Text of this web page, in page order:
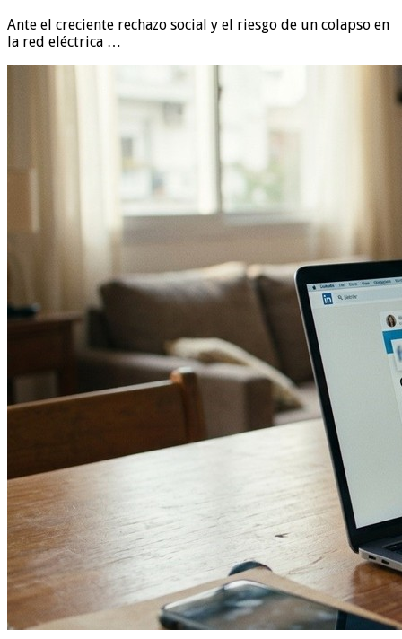
Ante el creciente rechazo social y el riesgo de un colapso en
la red eléctrica …